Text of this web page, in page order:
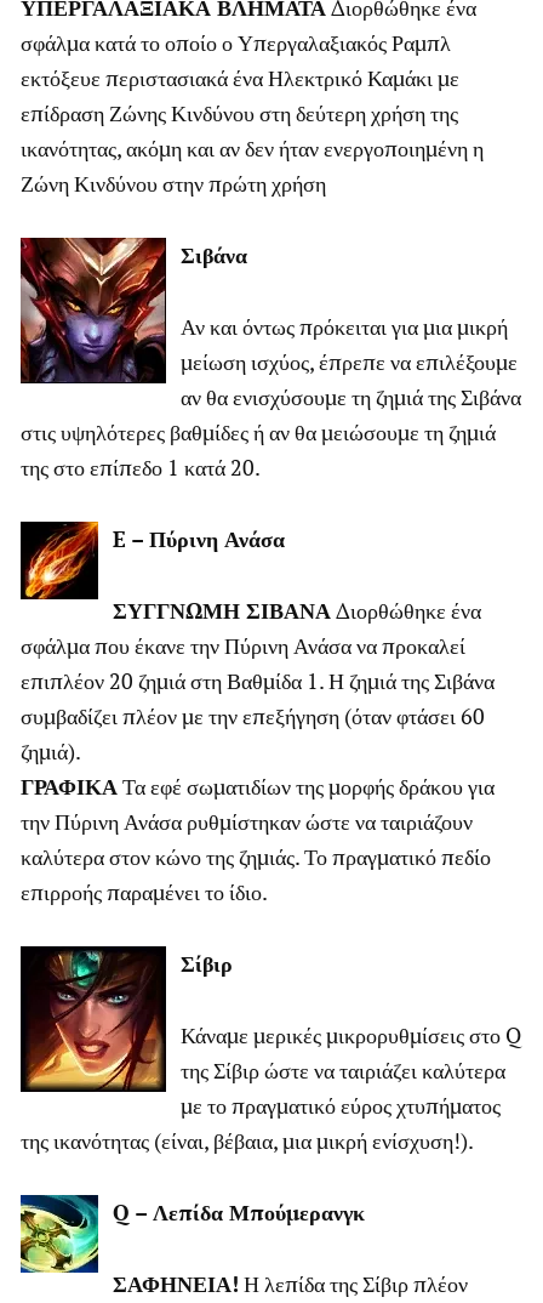
ΥΠΕΡΓΑΛΑΞΙΑΚΑ ΒΛΗΜΑΤΑΔιορθώθηκε ένα
σφάλμα κατά το οποίο ο Υπεργαλαξιακός Ραμπλ
εκτόξευε περιστασιακά ένα Ηλεκτρικό Καμάκι με
επίδραση Ζώνης Κινδύνου στη δεύτερη χρήση της
ικανότητας, ακόμη και αν δεν ήταν ενεργοποιημένη η
Ζώνη Κινδύνου στην πρώτη χρήση
Σιβάνα
Αν και όντως πρόκειται για μια μικρή
μείωση ισχύος, έπρεπε να επιλέξουμε
αν θα ενισχύσουμε τη ζημιά της Σιβάνα
στις υψηλότερες βαθμίδες ή αν θα μειώσουμε τη ζημιά
της στο επίπεδο 1 κατά 20.
E – Πύρινη Ανάσα
ΣΥΓΓΝΩΜΗ ΣΙΒΑΝΑΔιορθώθηκε ένα
σφάλμα που έκανε την Πύρινη Ανάσα να προκαλεί
επιπλέον 20 ζημιά στη Βαθμίδα 1. Η ζημιά της Σιβάνα
συμβαδίζει πλέον με την επεξήγηση (όταν φτάσει 60
ζημιά).
ΓΡΑΦΙΚΑΤα εφέ σωματιδίων της μορφής δράκου για
την Πύρινη Ανάσα ρυθμίστηκαν ώστε να ταιριάζουν
καλύτερα στον κώνο της ζημιάς. Το πραγματικό πεδίο
επιρροής παραμένει το ίδιο.
Σίβιρ
Κάναμε μερικές μικρορυθμίσεις στο Q
της Σίβιρ ώστε να ταιριάζει καλύτερα
με το πραγματικό εύρος χτυπήματος
της ικανότητας (είναι, βέβαια, μια μικρή ενίσχυση!).
Q – Λεπίδα Μπούμερανγκ
ΣΑΦΗΝΕΙΑ! Η λεπίδα της Σίβιρ πλέον